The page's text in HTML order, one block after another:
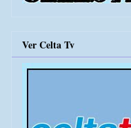
Ver Celta Tv